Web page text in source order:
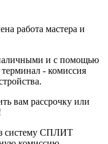
работа мастера и
и с помощью
- комиссия
вам рассрочку или
систему СПЛИТ